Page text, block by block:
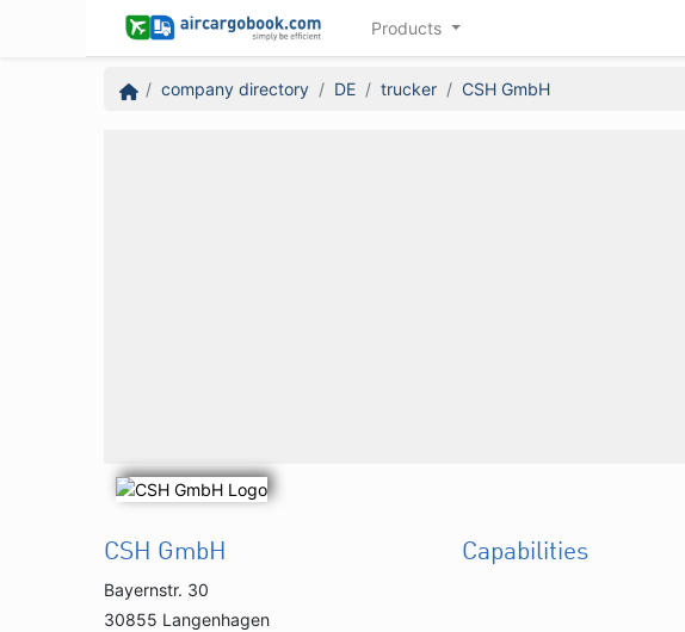
Products
company directory DE trucker CSH GmbH
CSH GmbH
Bayernstr. 30
30855 Langenhagen
Capabilities